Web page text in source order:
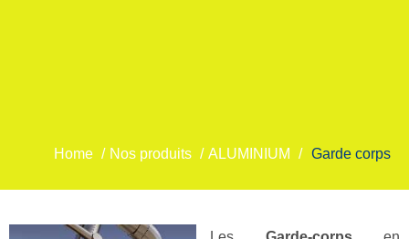
Home / Nos produits / ALUMINIUM / Garde corps